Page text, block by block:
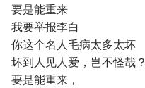
要是能重来
我要举报李白
你这个名人毛病太多太坏
坏到人见人爱，岂不怪哉？
要是能重来，